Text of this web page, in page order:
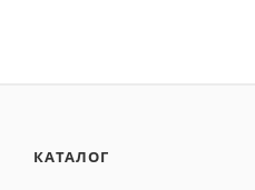
КАТАЛОГ